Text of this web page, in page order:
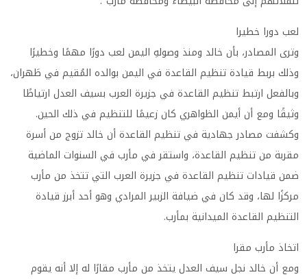
لعب دورا خطيرا
وترى المصادر، بأن خالد ومنذ وصولهِ اليمن لعب دورًا مهمًا وخطيرًا
وذلك بربط قيادة تنظيم القاعدة في اليمن بوالده المُقيم في طَهران،
وبالفعل ارتبط تنظيم القاعدة في جزيرة العرب بسيف العدل ارتياطًا
وثيقًا ومع أن أيمن الظواهري كان زعيمًا للتنظيم في ذلك الحين.
وكشفت مصادر جهادية في تنظيم القاعدة أن خالد تزوج من أسرة
مقربة من تنظيم القاعدة، واستقر في مأرب في السنوات الماضية
ضمن قيادات تنظيم القاعدة في جزيرة العرب التي تتخذ من مأرب
مركزًا لها، وقد كان في ضيافة الزبير المرادي وهو أحد أبرز قيادة
التنظيم القاعدة الميدانية بمأرب.
اتخاذ مأرب مقرا
ومع أن خالد نجل سيف العدل يتخذ من مأرب مقارًا له إلا أنه يقوم